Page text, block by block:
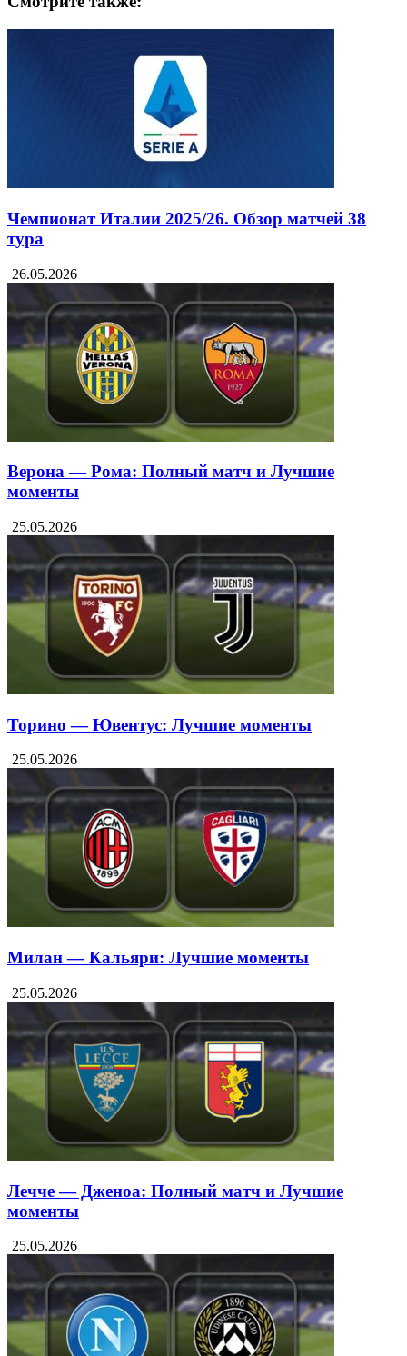
Чемпионат Италии 2025/26. Обзор матчей 38
тура
26.05.2026
Верона — Рома: Полный матч и Лучшие
моменты
25.05.2026
Торино — Ювентус: Лучшие моменты
25.05.2026
Милан — Кальяри: Лучшие моменты
25.05.2026
Лечче — Дженоа: Полный матч и Лучшие
моменты
25.05.2026